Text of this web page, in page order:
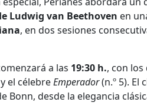
Ludwig van Beethoven en
, en dos sesiones
a las 19:30 h., con los
el célebreEmperador(n.º 5). El
Bonn, desde la elegancia